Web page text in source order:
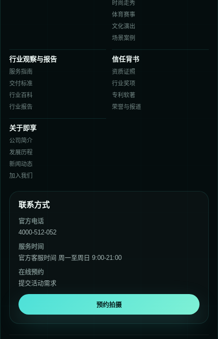
时尚走秀
体育赛事
文化演出
场景案例
行业观察与报告
服务指南
交付标准
行业百科
行业报告
信任背书
资质证照
行业奖项
专利软著
荣誉与报道
关于即享
公司简介
发展历程
新闻动态
加入我们
联系方式
官方电话
4000-512-052
服务时间
官方客服时间 周一至周日 9:00-21:00
在线预约
提交活动需求
预约拍摄